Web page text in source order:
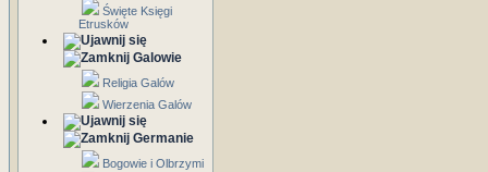
Święte Księgi
Etrusków
Galowie
Religia Galów
Wierzenia Galów
Germanie
Bogowie i Olbrzymi